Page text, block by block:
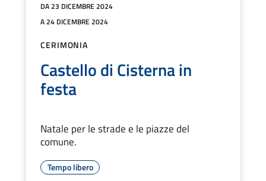
DA 23 DICEMBRE 2024
A 24 DICEMBRE 2024
CERIMONIA
Castello di Cisterna in
festa
Natale per le strade e le piazze del
comune.
Tempo libero